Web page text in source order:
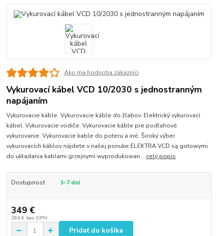
Ako ma hodnotia zákazníci
Vykurovací kábel VCD 10/2030 s jednostranným
napájaním
Vykurovacie káble. Vykurovacie káble do žľabov. Elektrický vykurovací
kábel. Vykurovacie vodiče. Vykurovacie káble pre podlahové
vykurovanie. Vykurovacie kable do poteru a iné. Široký výber
vykurovacích káblov nájdete v našej ponuke.ELEKTRA VCD są gotowymi
do układania kablami grzejnymi wyprodukowan... celý popis
Dostupnosť 3-7 dní
349 €
284 € bez DPH
Pridať do košíka